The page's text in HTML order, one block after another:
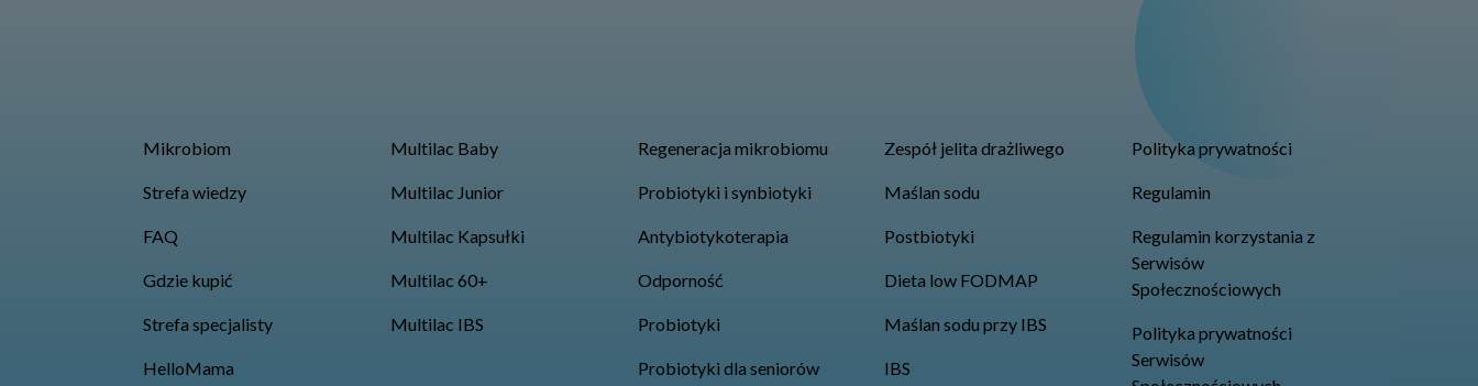
Mikrobiom
Strefa wiedzy
FAQ
Gdzie kupić
Strefa specjalisty
HelloMama
Multilac Baby
Multilac Junior
Multilac Kapsułki
Multilac 60+
Multilac IBS
Regeneracja mikrobiomu
Probiotyki i synbiotyki
Antybiotykoterapia
Odporność
Probiotyki
Probiotyki dla seniorów
Zespół jelita drażliwego
Maślan sodu
Postbiotyki
Dieta low FODMAP
Maślan sodu przy IBS
IBS
Polityka prywatności
Regulamin
Regulamin korzystania z
Serwisów
Społecznościowych
Polityka prywatności
Serwisów